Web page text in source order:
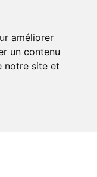
améliorer
un contenu
notre site et